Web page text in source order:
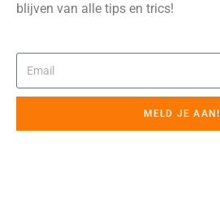
blijven van alle tips en trics!
MELD JE AAN!